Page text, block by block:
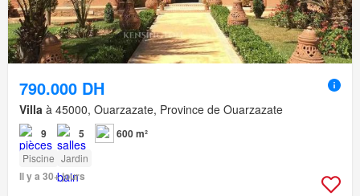
790.000 DH
Villa à 45000, Ouarzazate, Province de Ouarzazate
9 5 600 m²
Piscine Jardin
Il y a 30+ jours